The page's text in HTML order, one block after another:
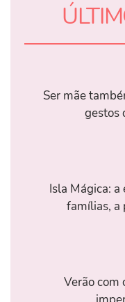
Ser mãe
gestos
Isla Mágica:
famílias, a
Verão com